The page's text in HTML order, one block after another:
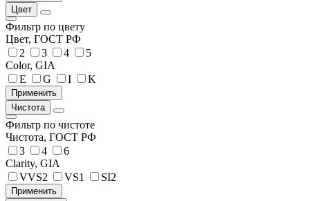
Цвет
Фильтр по цвету
Цвет, ГОСТ РФ
2
3 4
5
Color, GIA
E
G I K
Чистота
Фильтр по чистоте
Чистота, ГОСТ РФ
3
4
6
Clarity, GIA
VVS2
VS1 SI2